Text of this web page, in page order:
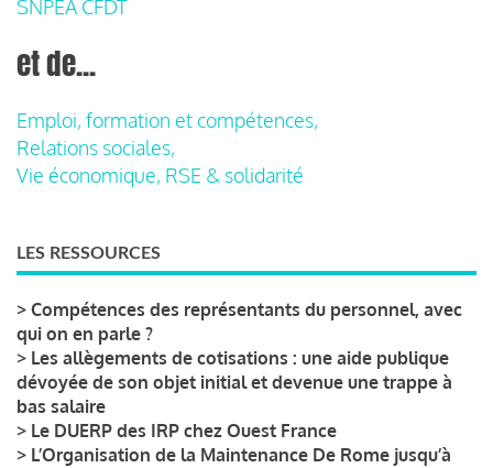
SNPEA CFDT
et de...
Emploi, formation et compétences,
Relations sociales,
Vie économique, RSE & solidarité
LES RESSOURCES
> Compétences des représentants du personnel, avec
qui on en parle ?
> Les allègements de cotisations : une aide publique
dévoyée de son objet initial et devenue une trappe à
bas salaire
> Le DUERP des IRP chez Ouest France
> L’Organisation de la Maintenance De Rome jusqu’à